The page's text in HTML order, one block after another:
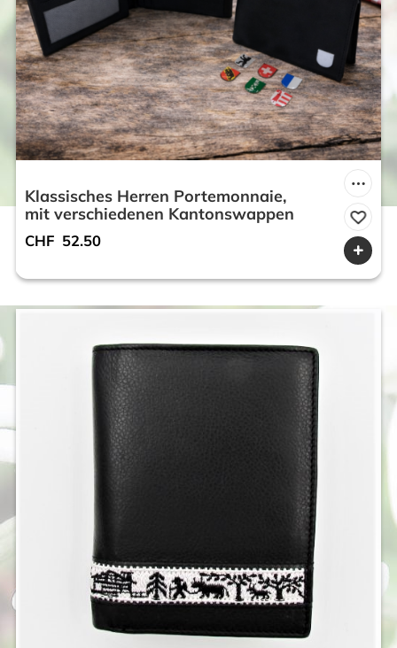
Klassisches Herren Portemonnaie,
mit verschiedenen Kantonswappen
CHF 52.50